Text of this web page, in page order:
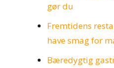
gør du
Fremtidens
have smag for
Bæredygtig